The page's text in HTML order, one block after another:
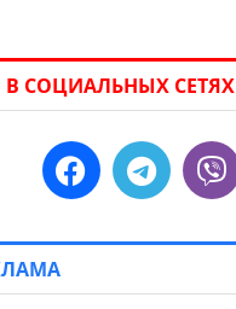
СОЦИАЛЬНЫХ СЕТЯХ